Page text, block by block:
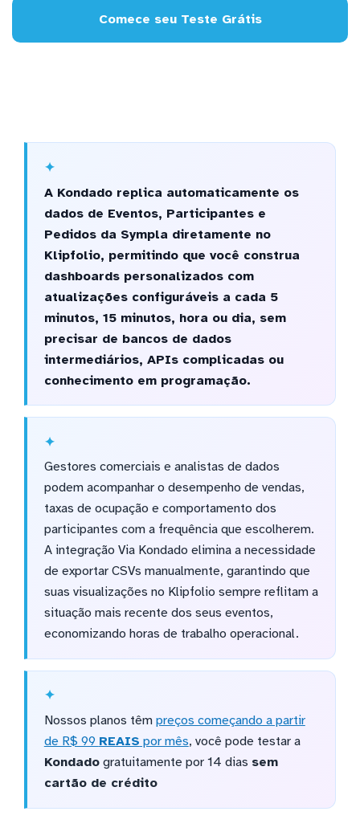
Comece seu Teste Grátis
A Kondado replica automaticamente os
dados de Eventos, Participantes e
Pedidos da Sympla diretamente no
Klipfolio, permitindo que você construa
dashboards personalizados com
atualizações configuráveis a cada 5
minutos, 15 minutos, hora ou dia, sem
precisar de bancos de dados
intermediários, APIs complicadas ou
conhecimento em programação.
Gestores comerciais e analistas de dados
podem acompanhar o desempenho de vendas,
taxas de ocupação e comportamento dos
participantes com a frequência que escolherem.
A integração Via Kondado elimina a necessidade
de exportar CSVs manualmente, garantindo que
suas visualizações no Klipfolio sempre reflitam a
situação mais recente dos seus eventos,
economizando horas de trabalho operacional.
Nossos planos têm preços começando a partir
de R$ 99 REAIS por mês, você pode testar a
Kondadogratuitamente por 14 dias sem
cartão de crédito